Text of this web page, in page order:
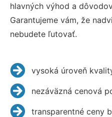
hlavných výhod a
Garantujeme vám, že
nebudete ľutovať.
vysoká úroveň
nezáväzná cenová
transparentné ceny